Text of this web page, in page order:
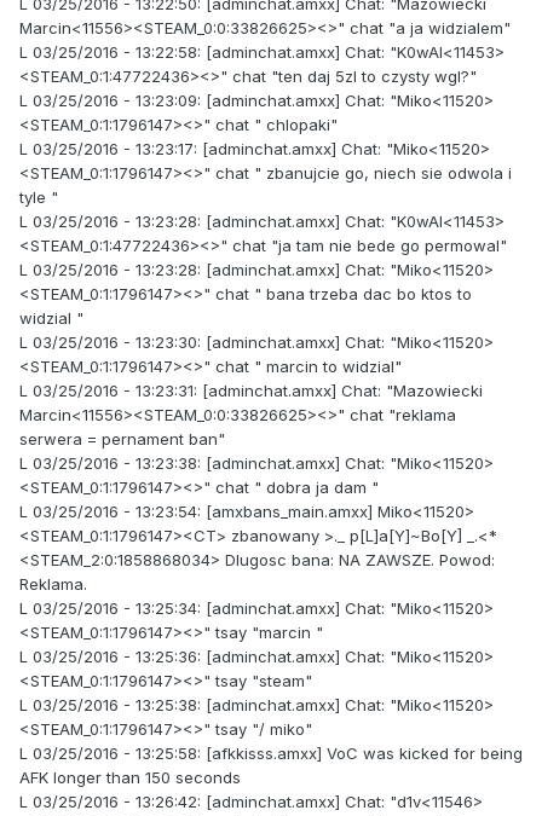
L 03/25/2016 - 13:22:50: [adminchat.amxx] Chat: "Mazowiecki
Marcin<11556><STEAM_0:0:33826625><>" chat "a ja widzialem"
L 03/25/2016 - 13:22:58: [adminchat.amxx] Chat: "K0wAl<11453>
<STEAM_0:1:47722436><>" chat "ten daj 5zl to czysty wgl?"
L 03/25/2016 - 13:23:09: [adminchat.amxx] Chat: "Miko<11520>
<STEAM_0:1:1796147><>" chat " chlopaki"
L 03/25/2016 - 13:23:17: [adminchat.amxx] Chat: "Miko<11520>
<STEAM_0:1:1796147><>" chat " zbanujcie go, niech sie odwola i
tyle "
L 03/25/2016 - 13:23:28: [adminchat.amxx] Chat: "K0wAl<11453>
<STEAM_0:1:47722436><>" chat "ja tam nie bede go permowal"
L 03/25/2016 - 13:23:28: [adminchat.amxx] Chat: "Miko<11520>
<STEAM_0:1:1796147><>" chat " bana trzeba dac bo ktos to
widzial "
L 03/25/2016 - 13:23:30: [adminchat.amxx] Chat: "Miko<11520>
<STEAM_0:1:1796147><>" chat " marcin to widzial"
L 03/25/2016 - 13:23:31: [adminchat.amxx] Chat: "Mazowiecki
Marcin<11556><STEAM_0:0:33826625><>" chat "reklama
serwera = pernament ban"
L 03/25/2016 - 13:23:38: [adminchat.amxx] Chat: "Miko<11520>
<STEAM_0:1:1796147><>" chat " dobra ja dam "
L 03/25/2016 - 13:23:54: [amxbans_main.amxx] Miko<11520>
<STEAM_0:1:1796147><CT> zbanowany >._ p[L]a[Y]~Bo[Y] _.<*
<STEAM_2:0:1858868034> Dlugosc bana: NA ZAWSZE. Powod:
Reklama.
L 03/25/2016 - 13:25:34: [adminchat.amxx] Chat: "Miko<11520>
<STEAM_0:1:1796147><>" tsay "marcin "
L 03/25/2016 - 13:25:36: [adminchat.amxx] Chat: "Miko<11520>
<STEAM_0:1:1796147><>" tsay "steam"
L 03/25/2016 - 13:25:38: [adminchat.amxx] Chat: "Miko<11520>
<STEAM_0:1:1796147><>" tsay "/ miko"
L 03/25/2016 - 13:25:58: [afkkisss.amxx] VoC was kicked for being
AFK longer than 150 seconds
L 03/25/2016 - 13:26:42: [adminchat.amxx] Chat: "d1v<11546>